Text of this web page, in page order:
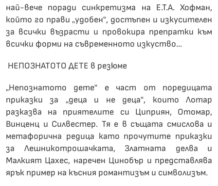
най-вече поради синкретизма на Е.Т.А. Хофман,
който го прави „удобен“, достъпен и изкусителен
за всички възрасти и провокира препратки към
всички форми на съвременното изкуство...
НЕПОЗНАТОТО ДЕТЕ в резюме
„Непознатото дете“ е част от поредицата
приказки за „деца и не деца“, които Лотар
разказва на приятелите си Циприян, Отомар,
Винценц и Силвестер. Тя е в същата смислова и
метафорична редица като прочутите приказки
за Лешникотрошачката, Златната делва и
Малкият Цахес, наречен Цинобър и представлява
ярък пример на късния романтизъм и символизъм.